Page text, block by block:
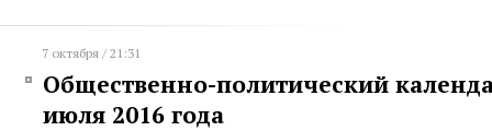
7 октября / 21:31
Общественно-политический
июля 2016 года